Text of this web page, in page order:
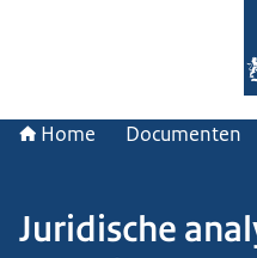
Home Documenten
Juridische